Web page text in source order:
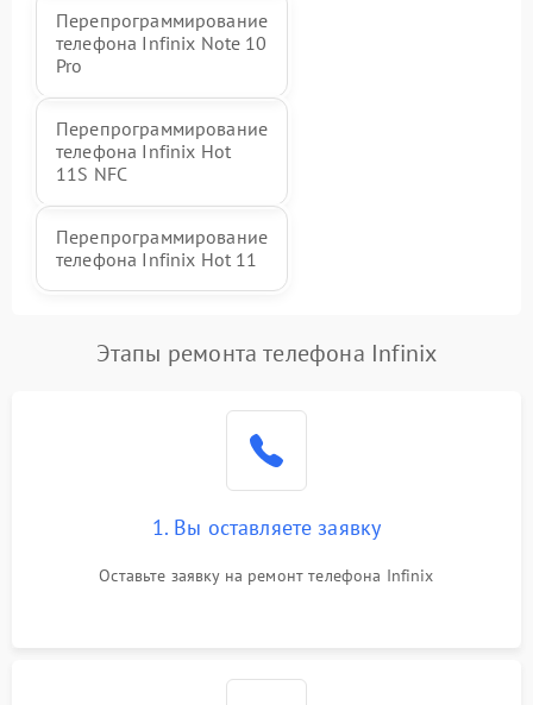
Перепрограммирование
телефона Infinix Note 10
Pro
Перепрограммирование
телефона Infinix Hot
11S NFC
Перепрограммирование
телефона Infinix Hot 11
Этапы ремонта телефона Infinix
1. Вы оставляете заявку
Оставьте заявку на ремонт телефона Infinix